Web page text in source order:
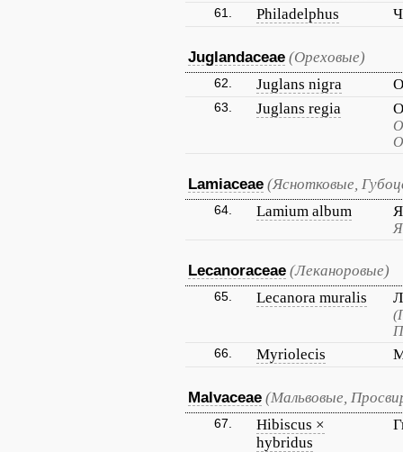
61. Philadelphus
Juglandaceae (Ореховые)
62. Juglans nigra
63. Juglans regia
Lamiaceae (Яснотковые,
64. Lamium album
Lecanoraceae (Леканоровые)
65. Lecanora muralis
66. Myriolecis
Malvaceae (Мальвовые,
67.
Hibiscus ×
hybridus